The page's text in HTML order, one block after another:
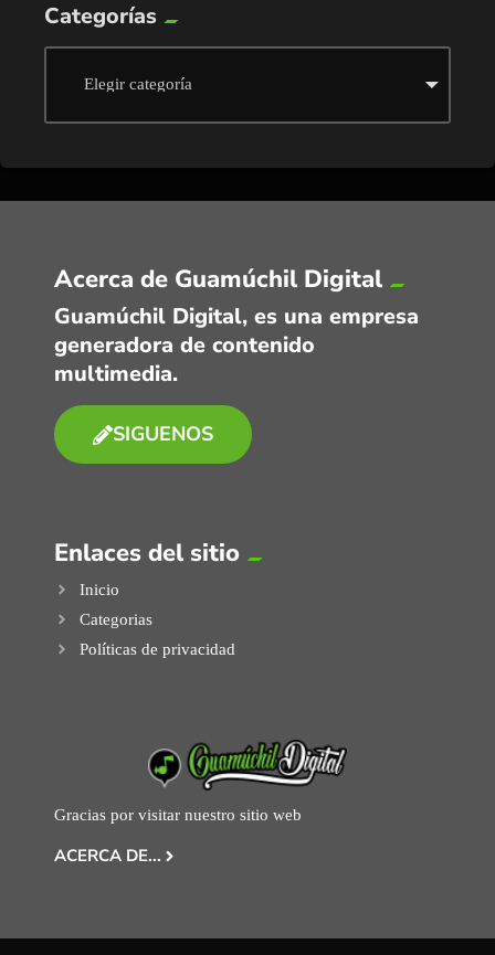
Categorías
Acerca de Guamúchil Digital
Guamúchil Digital, es una empresa
generadora de contenido
multimedia.
SIGUENOS
Enlaces del sitio
Inicio
Categorias
Políticas de privacidad
Gracias por visitar nuestro sitio web
ACERCA DE...